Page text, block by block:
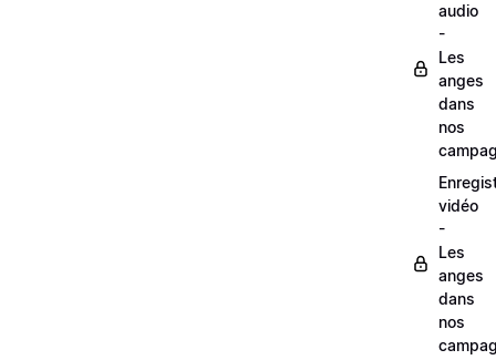
audio
-
Les
anges
dans
nos
vidéo
-
Les
anges
dans
nos